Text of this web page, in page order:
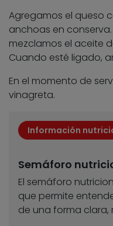
Agregamos el queso
anchoas en
mezclamos el aceite
Cuando esté ligado,
En el momento de
vinagreta.
Información
Semáforo
El semáforo
que permite
de una forma